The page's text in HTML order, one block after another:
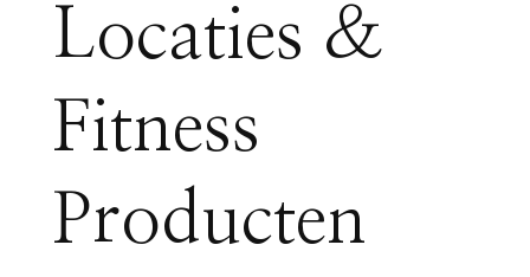
Locaties &
Fitness
Producten